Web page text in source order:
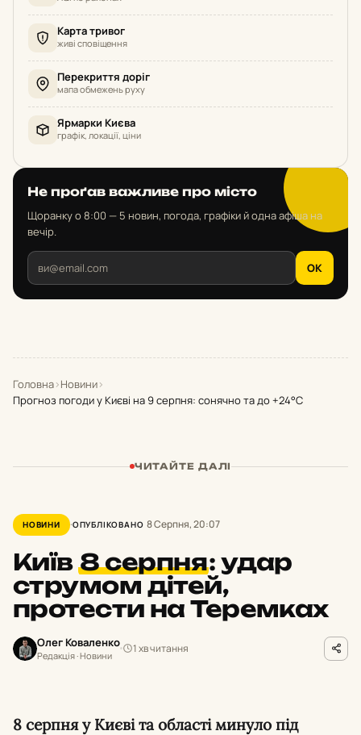
Карта тривог
живі сповіщення
Перекриття доріг
мапа обмежень руху
Ярмарки Києва
графік, локації, ціни
Не проґав важливе про місто
Щоранку о 8:00 — 5 новин, погода, графіки й одна афіша на
вечір.
OK
Головна›Новини›
Прогноз погоди у Києві на 9 серпня: сонячно та до +24°С
ЧИТАЙТЕ ДАЛІ
НОВИНИ ОПУБЛІКОВАНО 8 Серпня, 20:07
Київ8 серпня: удар
струмом дітей,
протести на Теремках
Олег Коваленко
Редакція · Новини
1 хв читання
8 серпня у Києві та області минуло під